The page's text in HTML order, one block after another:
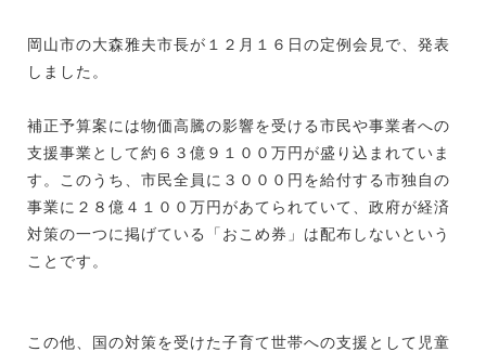
岡山市の大森雅夫市長が１２月１６日の定例会見で、発表
しました。
補正予算案には物価高騰の影響を受ける市民や事業者への
支援事業として約６３億９１００万円が盛り込まれていま
す。このうち、市民全員に３０００円を給付する市独自の
事業に２８億４１００万円があてられていて、政府が経済
対策の一つに掲げている「おこめ券」は配布しないという
ことです。
この他、国の対策を受けた子育て世帯への支援として児童